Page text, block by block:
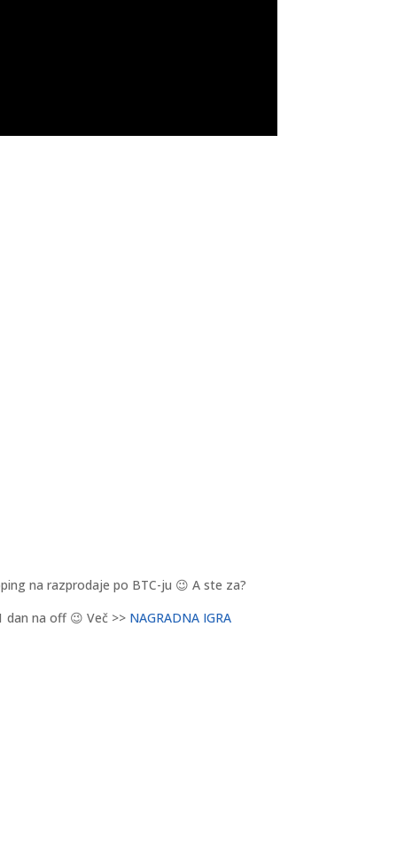
na razprodaje po BTC-ju 😉 A ste za?
dan na off 😉 Več >> NAGRADNA IGRA